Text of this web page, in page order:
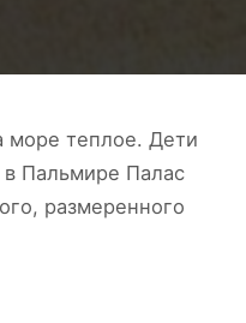
теплое. Дети
Пальмире Палас
размеренного